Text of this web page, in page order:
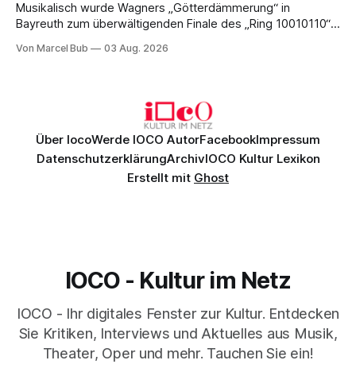
Musikalisch wurde Wagners „Götterdämmerung“ in
Bayreuth zum überwältigenden Finale des „Ring 10010110“:
exzellentes Sängerensemble begeisterten. Die KI-geprägte
Von Marcel Bub 03 Aug. 2026
Über IocoWerde IOCO AutorFacebookImpressum
DatenschutzerklärungArchivIOCO Kultur Lexikon
Erstellt mit Ghost
IOCO - Kultur im Netz
IOCO - Ihr digitales Fenster zur Kultur. Entdecken
Sie Kritiken, Interviews und Aktuelles aus Musik,
Theater, Oper und mehr. Tauchen Sie ein!